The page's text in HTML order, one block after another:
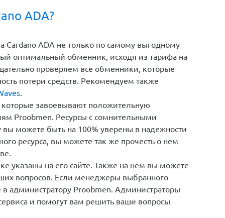
ADA?
ADA не только по самому выгодному
оптимальный обменник, исходя из тарифа на
проверяем все обменники, которые
потери средств. Рекомендуем также
.
завоевывают положительную
Proobmen. Ресурсы с сомнительными
можете быть на 100% уверены в надежности
ресурса, вы можете так же прочесть о нем
указаны на его сайте. Также на нем вы можете
вопросов. Если менеджеры выбранного
администратору Proobmen. Администраторы
и помогут вам решить ваши вопросы